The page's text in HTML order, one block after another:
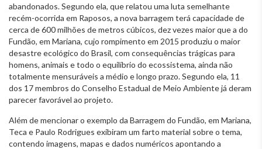
abandonados. Segundo ela, que relatou uma luta semelhante
recém-ocorrida em Raposos, a nova barragem terá capacidade de
cerca de 600 milhões de metros cúbicos, dez vezes maior que a do
Fundão, em Mariana, cujo rompimento em 2015 produziu o maior
desastre ecológico do Brasil, com consequências trágicas para
homens, animais e todo o equilíbrio do ecossistema, ainda não
totalmente mensuráveis a médio e longo prazo. Segundo ela, 11
dos 17 membros do Conselho Estadual de Meio Ambiente já deram
parecer favorável ao projeto.
Além de mencionar o exemplo da Barragem do Fundão, em Mariana,
Teca e Paulo Rodrigues exibiram um farto material sobre o tema,
contendo imagens, mapas e dados numéricos apontando a